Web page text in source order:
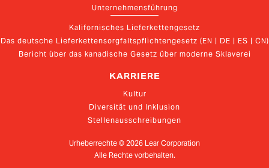
Unternehmensführung
Kalifornisches Lieferkettengesetz
Das deutsche Lieferkettensorgfaltspflichtengesetz (EN | DE | ES | CN)
Bericht über das kanadische Gesetz über moderne Sklaverei
KARRIERE
Kultur
Diversität und Inklusion
Stellenausschreibungen
Urheberrechte © 2026 Lear Corporation
Alle Rechte vorbehalten.